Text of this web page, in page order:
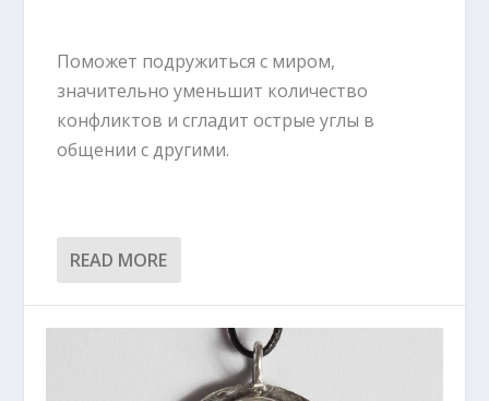
Поможет подружиться с миром,
значительно уменьшит количество
конфликтов и сгладит острые углы в
общении с другими.
READ MORE